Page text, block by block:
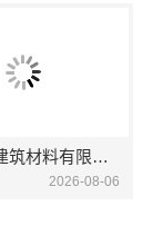
重庆御墅建筑材料有限公司巴南定制化建房工期短
2026-08-06